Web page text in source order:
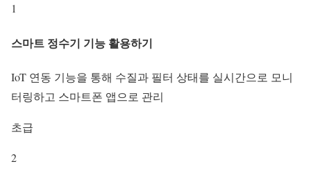
1
스마트 정수기 기능 활용하기
IoT 연동 기능을 통해 수질과 필터 상태를 실시간으로 모니
터링하고 스마트폰 앱으로 관리
초급
2